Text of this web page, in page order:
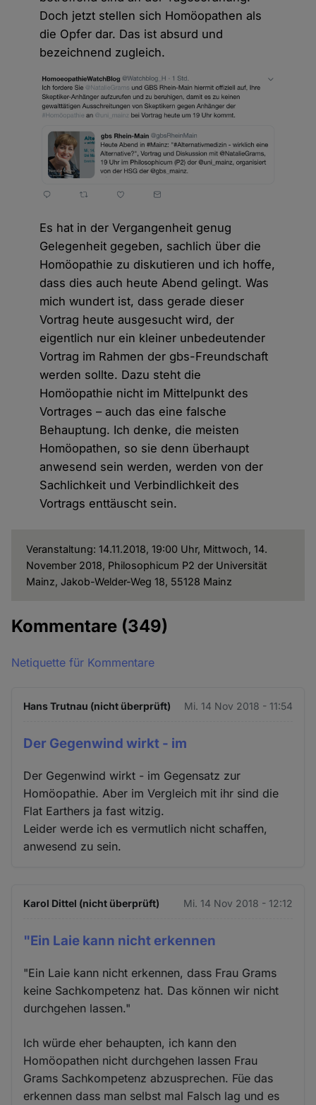
Doch jetzt stellen sich Homöopathen als
die Opfer dar. Das ist absurd und
bezeichnend zugleich.
Es hat in der Vergangenheit genug
Gelegenheit gegeben, sachlich über die
Homöopathie zu diskutieren und ich hoffe,
dass dies auch heute Abend gelingt. Was
mich wundert ist, dass gerade dieser
Vortrag heute ausgesucht wird, der
eigentlich nur ein kleiner unbedeutender
Vortrag im Rahmen der gbs-Freundschaft
werden sollte. Dazu steht die
Homöopathie nicht im Mittelpunkt des
Vortrages – auch das eine falsche
Behauptung. Ich denke, die meisten
Homöopathen, so sie denn überhaupt
anwesend sein werden, werden von der
Sachlichkeit und Verbindlichkeit des
Vortrags enttäuscht sein.
Veranstaltung: 14.11.2018, 19:00 Uhr, Mittwoch, 14.
November 2018, Philosophicum P2 der Universität
Mainz, Jakob-Welder-Weg 18, 55128 Mainz
Kommentare (349)
Netiquette für Kommentare
Hans Trutnau (nicht überprüft) Mi. 14 Nov 2018 - 11:54
Der Gegenwind wirkt - im
Der Gegenwind wirkt - im Gegensatz zur
Homöopathie. Aber im Vergleich mit ihr sind die
Flat Earthers ja fast witzig.
Leider werde ich es vermutlich nicht schaffen,
anwesend zu sein.
Karol Dittel (nicht überprüft) Mi. 14 Nov 2018 - 12:12
"Ein Laie kann nicht erkennen
"Ein Laie kann nicht erkennen, dass Frau Grams
keine Sachkompetenz hat. Das können wir nicht
durchgehen lassen."
Ich würde eher behaupten, ich kann den
Homöopathen nicht durchgehen lassen Frau
Grams Sachkompetenz abzusprechen. Füe das
erkennen dass man selbst mal Falsch lag und es